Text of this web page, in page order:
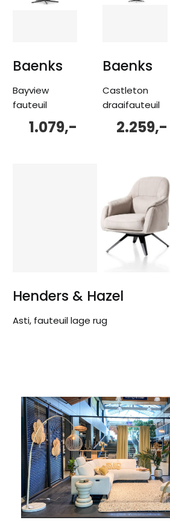
Baenks
Bayview
fauteuil
1.079,-
Baenks
Castleton
draaifauteuil
2.259,-
Henders & Hazel
Asti, fauteuil lage rug